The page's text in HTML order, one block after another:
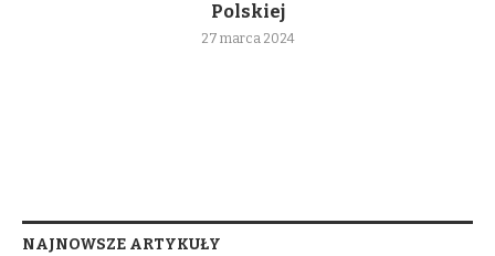
Polskiej
27 marca 2024
NAJNOWSZE ARTYKUŁY